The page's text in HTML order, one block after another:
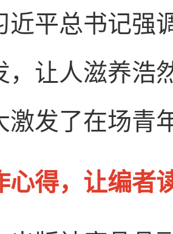
近平总书记强
，让人滋养浩
激发了在场青
心得，让编者